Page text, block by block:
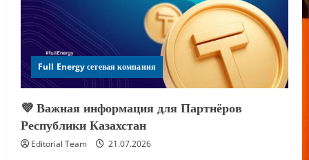
Full Energy сетевая компания
💜 Важная информация для Партнёров
Республики Казахстан
Editorial Team 21.07.2026